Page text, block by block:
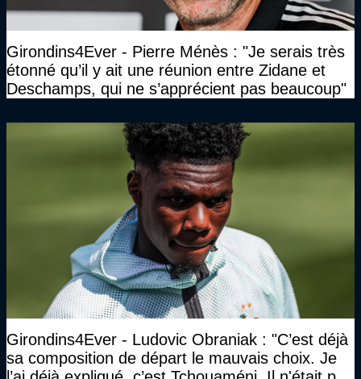
Girondins4Ever - Pierre Ménès : "Je serais très
étonné qu’il y ait une réunion entre Zidane et
Deschamps, qui ne s’apprécient pas beaucoup"
Girondins4Ever - Ludovic Obraniak : "C’est déjà
sa composition de départ le mauvais choix. Je